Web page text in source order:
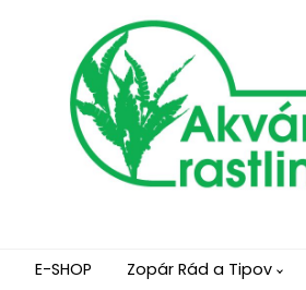
E-SHOP Zopár Rád a Tipov